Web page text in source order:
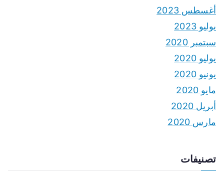
أغسطس 2023
يوليو 2023
سبتمبر 2020
يوليو 2020
يونيو 2020
مايو 2020
أبريل 2020
مارس 2020
تصنيفات